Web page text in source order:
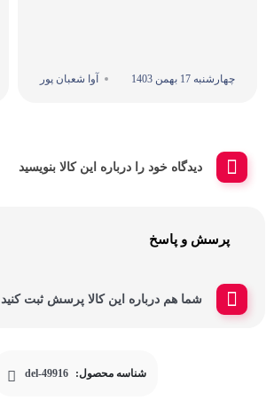
چهارشنبه 17 بهمن 1403 آوا شعبان پور
دیدگاه خود را درباره این کالا بنویسید
پرسش و پاسخ
شما هم درباره این کالا پرسش ثبت کنید
شناسه محصول: del-49916